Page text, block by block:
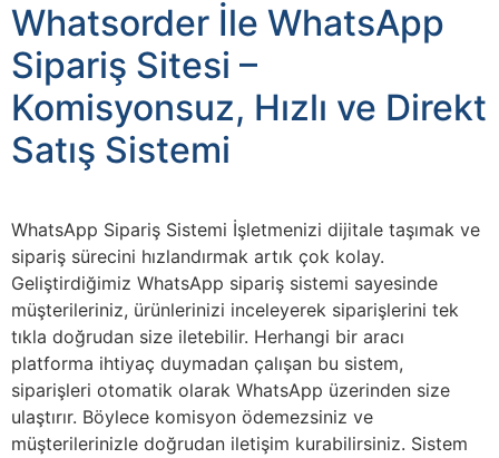
Whatsorder İle WhatsApp
Sipariş Sitesi –
Komisyonsuz, Hızlı ve Direkt
Satış Sistemi
WhatsApp Sipariş Sistemi İşletmenizi dijitale taşımak ve
sipariş sürecini hızlandırmak artık çok kolay.
Geliştirdiğimiz WhatsApp sipariş sistemi sayesinde
müşterileriniz, ürünlerinizi inceleyerek siparişlerini tek
tıkla doğrudan size iletebilir. Herhangi bir aracı
platforma ihtiyaç duymadan çalışan bu sistem,
siparişleri otomatik olarak WhatsApp üzerinden size
ulaştırır. Böylece komisyon ödemezsiniz ve
müşterilerinizle doğrudan iletişim kurabilirsiniz. Sistem